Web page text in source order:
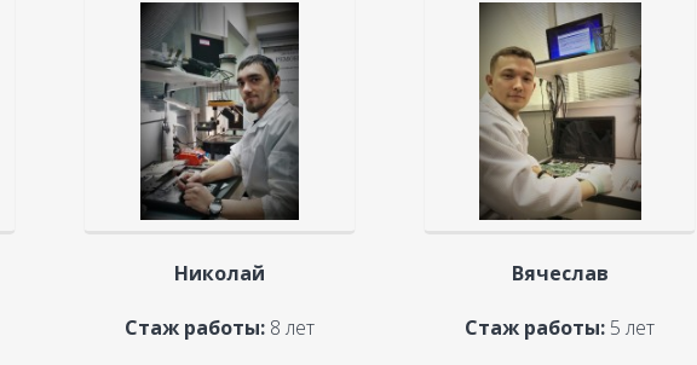
Николай
Стаж работы:8 лет
Вячеслав
Стаж работы: 5 лет